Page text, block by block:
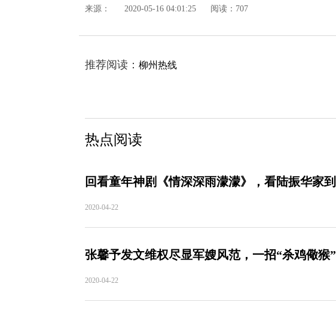
来源： 2020-05-16 04:01:25 阅读：707
推荐阅读： 柳州热线
热点阅读
回看童年神剧《情深深雨濛濛》，看陆振华家
2020-04-22
张馨予发文维权尽显军嫂风范，一招“杀鸡儆猴
2020-04-22